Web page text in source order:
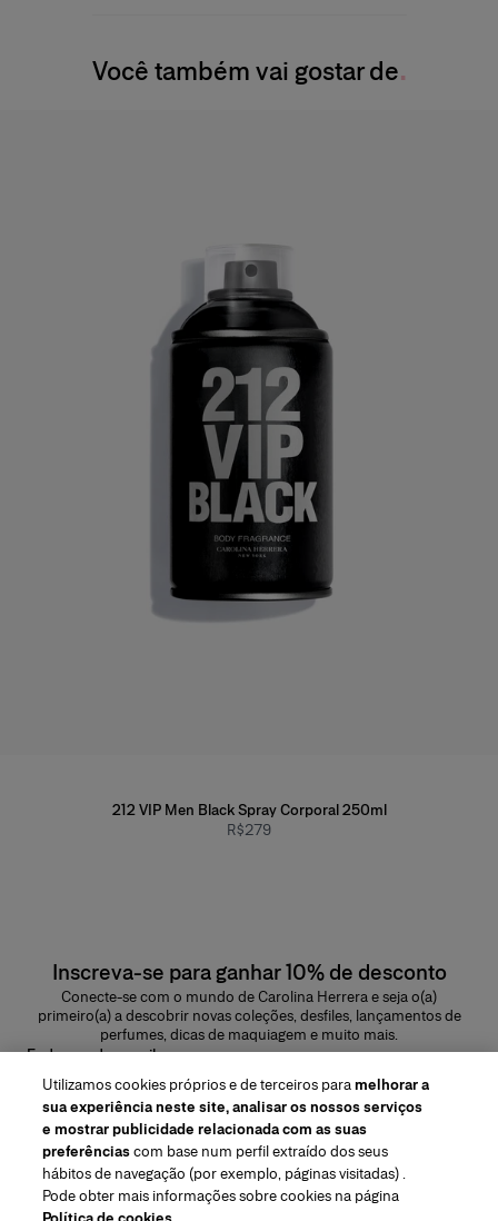
Você também vai gostar de
212 VIP Men Black Spray Corporal 250ml
R$279
Inscreva-se para ganhar 10% de desconto
Conecte-se com o mundo de Carolina Herrera e seja o(a)
primeiro(a) a descobrir novas coleções, desfiles, lançamentos de
perfumes, dicas de maquiagem e muito mais.
Endereço de e-mail
Região/Idioma
Utilizamos cookies próprios e de terceiros paramelhorar a
sua experiência neste site, analisar os nossos serviços
e mostrar publicidade relacionada com as suas
preferênciascom base num perfil extraído dos seus
hábitos de navegação (por exemplo, páginas visitadas) .
Pode obter mais informações sobre cookies na página